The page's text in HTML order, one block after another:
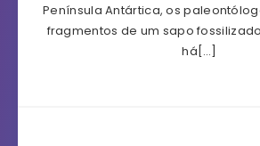
Península Antártica, os
fragmentos de um sapo
há[…]